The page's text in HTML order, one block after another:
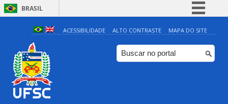
BRASIL
Simplifique!
Comunica BR
Participe
ACESSIBILIDADE ALTO CONTRASTE MAPA DO SITE